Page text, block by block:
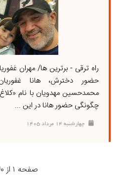
راه ترقی - برترین ها/ مهران
حضور دخترش، هانا
محمدحسین مهدویان با نام
چگونگی حضور هانا در این ...
چهارشنبه ۱۴ مرداد ۱۴۰۵
صفحه ۱ از ۴۰